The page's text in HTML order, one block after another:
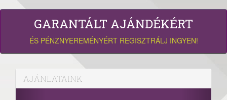
GARANTÁLT AJÁNDÉKÉRT
ÉS PÉNZNYEREMÉNYÉRT REGISZTRÁLJ INGYEN!
AJÁNLATAINK